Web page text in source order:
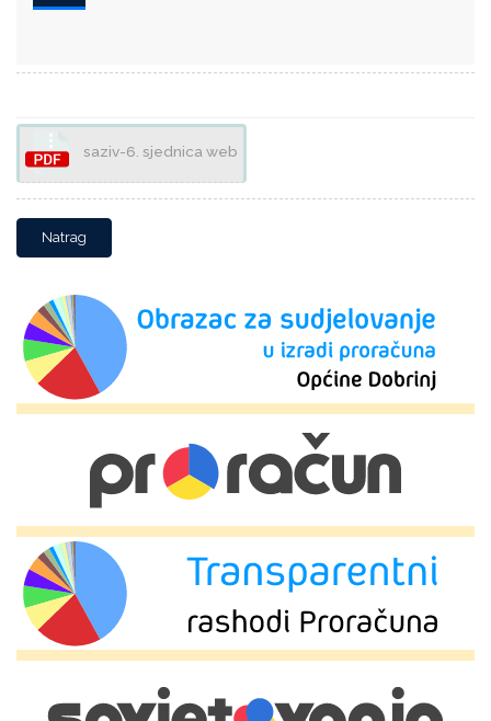
saziv-6. sjednica web
Natrag